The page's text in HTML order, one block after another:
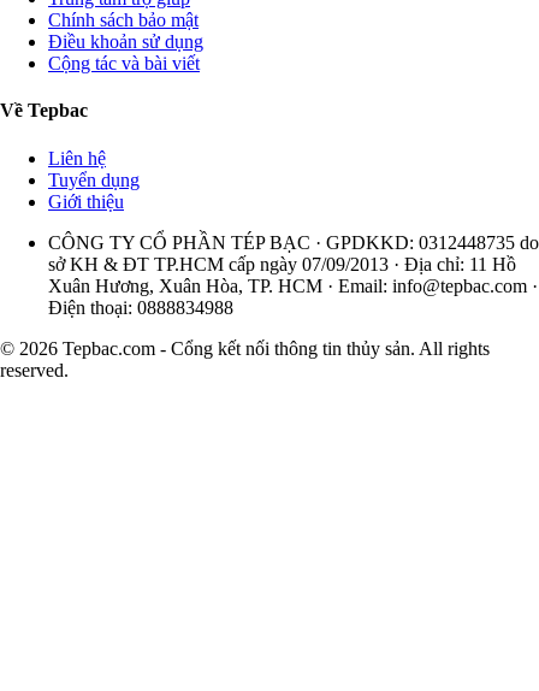
Chính sách bảo mật
Điều khoản sử dụng
Cộng tác và bài viết
Về Tepbac
Liên hệ
Tuyển dụng
Giới thiệu
CÔNG TY CỔ PHẦN TÉP BẠC · GPDKKD: 0312448735 do
sở KH & ĐT TP.HCM cấp ngày 07/09/2013 · Địa chỉ: 11 Hồ
Xuân Hương, Xuân Hòa, TP. HCM · Email: info@tepbac.com ·
Điện thoại: 0888834988
© 2026 Tepbac.com - Cổng kết nối thông tin thủy sản. All rights
reserved.